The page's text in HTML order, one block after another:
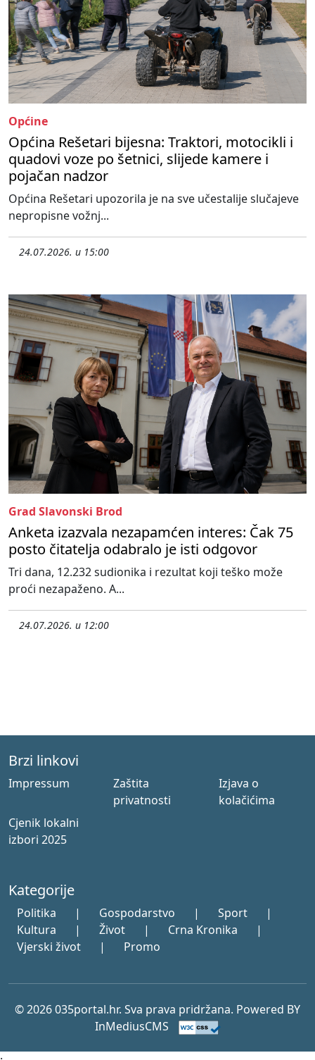
Općine
Općina Rešetari bijesna: Traktori, motocikli i
quadovi voze po šetnici, slijede kamere i
pojačan nadzor
Općina Rešetari upozorila je na sve učestalije slučajeve
nepropisne vožnj...
24.07.2026. u 15:00
Grad Slavonski Brod
Anketa izazvala nezapamćen interes: Čak 75
posto čitatelja odabralo je isti odgovor
Tri dana, 12.232 sudionika i rezultat koji teško može
proći nezapaženo. A...
24.07.2026. u 12:00
Brzi linkovi
Impressum
Zaštita
privatnosti
Izjava o
kolačićima
Cjenik lokalni
izbori 2025
Kategorije
Politika | Gospodarstvo | Sport
|
Kultura
| Život | Crna Kronika
|
Vjerski život
| Promo
© 2026 035portal.hr. Sva prava pridržana. Powered BY
InMediusCMS